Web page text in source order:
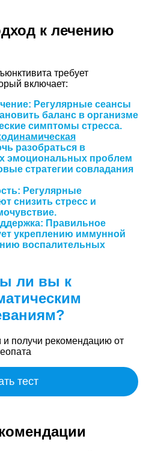
к лечению
требует
включает:
: Регулярные сеансы
баланс в организме
симптомы стресса.
разобраться в
эмоциональных проблем
стратегии совладания
: Регулярные
снизить стресс и
: Правильное
укреплению иммунной
воспалительных
ли вы к
и получи рекомендацию от
тест